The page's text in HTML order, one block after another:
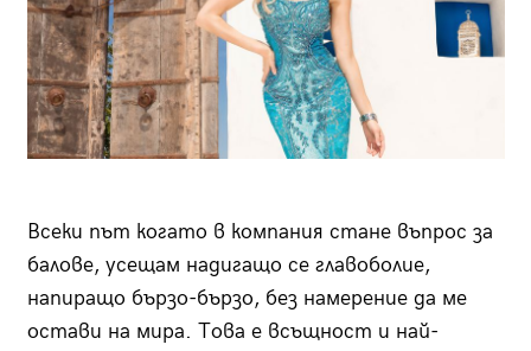
Всеки път когато в компания стане въпрос за
балове, усещам надигащо се главоболие,
напиращо бързо-бързо, без намерение да ме
остави на мира. Това е всъщност и най-